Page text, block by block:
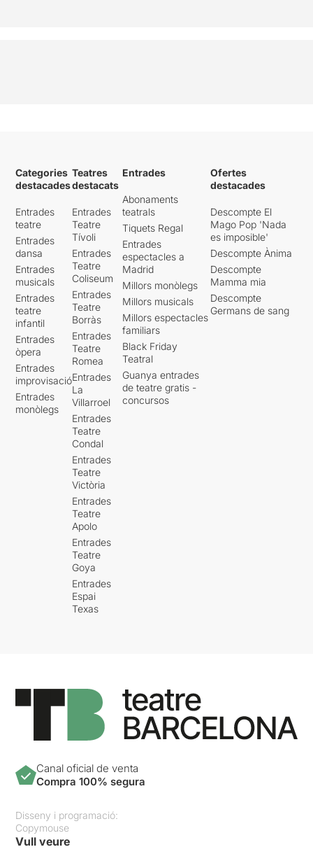
bé en el text i ens ajuden a
agafar aire enmig de tanta
intensitat
Laposada en escena és
senzilla i funcional, no es
necessita res més. Igual que
elmoviment i el muntatge
apel·len a la mínima
distracció, ja queel pes el
tenen les paraules.
Unes actuacions correctes i
un text interessant,
ha alguna cosa que no
acaba d’encaixar
que falti algun element que
acabi d’amorosir i encaixar
ajuda a detectar aquelles
accions que no han de ser
permeses o assumides
com a normalsen el dia a
dia. Una vegada més, el
realitat a la qual moltes
vegades li girem l’esquena.
Categories
destacades
Entrades
teatre
Entrades
dansa
Entrades
musicals
Entrades
teatre
infantil
Entrades
òpera
Entrades
improvisació
Entrades
monòlegs
Teatres
destacats
Entrades
Teatre
Tívoli
Entrades
Teatre
Coliseum
Entrades
Teatre
Borràs
Entrades
Teatre
Romea
Entrades
La
Villarroel
Entrades
Teatre
Condal
Entrades
Teatre
Victòria
Entrades
Teatre
Apolo
Entrades
Teatre
Goya
Entrades
Espai
Texas
Entrades
Abonaments
teatrals
Tiquets Regal
Entrades
espectacles a
Madrid
Millors monòlegs
Millors musicals
Millors espectacles
familiars
Black Friday
Teatral
Guanya entrades
de teatre gratis -
concursos
Ofertes
destacades
Descompte El
Mago Pop 'Nada
es imposible'
Descompte Ànima
Descompte
Mamma mia
Descompte
Germans de sang
Canal oficial de venta
Compra 100% segura
Disseny i programació:
Copymouse
Vull veure